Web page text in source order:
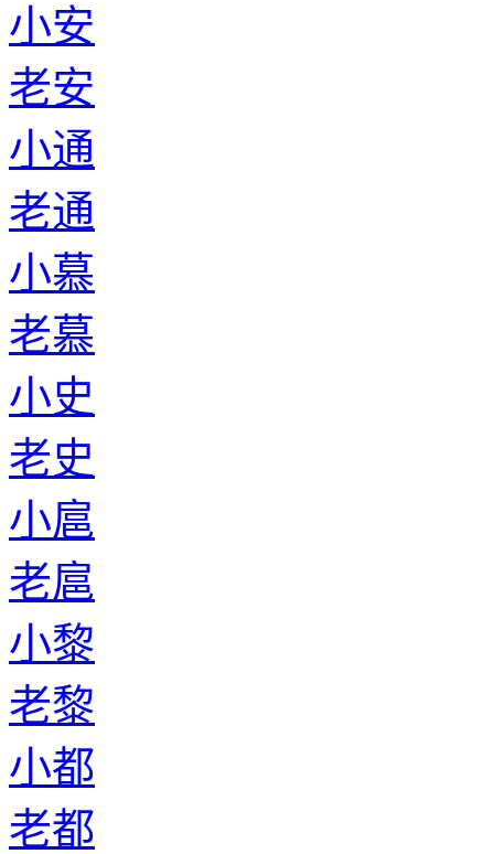
小安
老安
小通
老通
小慕
老慕
小史
老史
小扈
老扈
小黎
老黎
小都
老都